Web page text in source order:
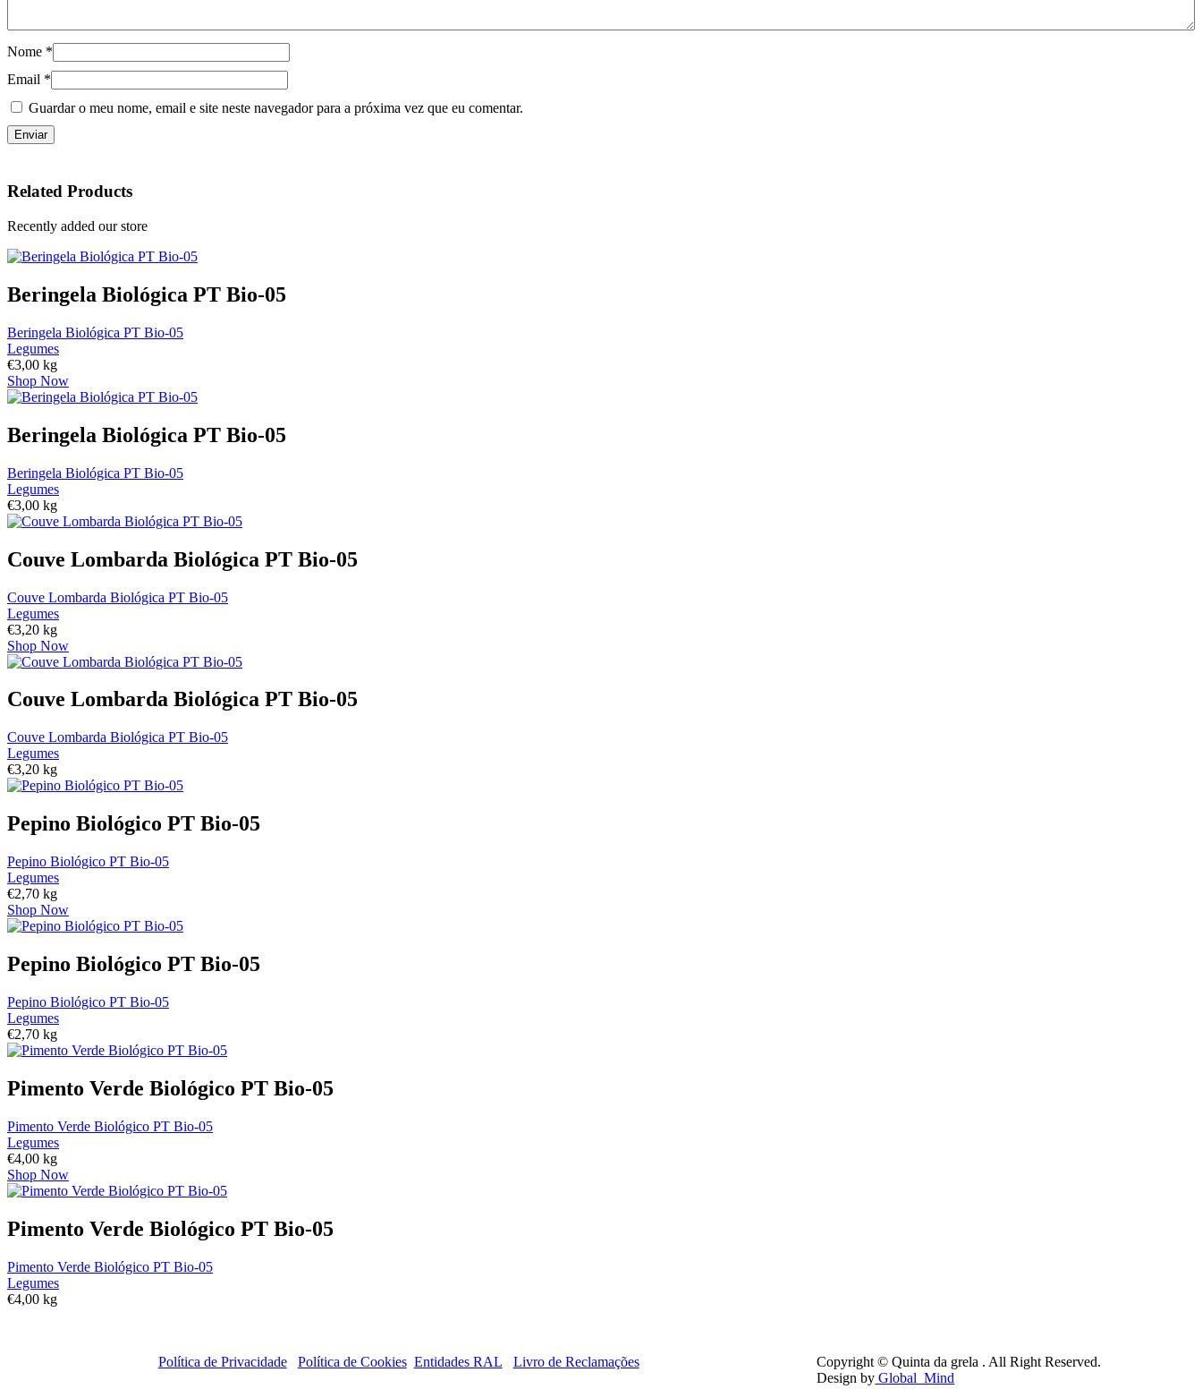
Nome *
Email *
Guardar o meu nome, email e site neste navegador para a próxima vez que eu comentar.
Related Products
Recently added our store
Beringela Biológica PT Bio-05
Beringela Biológica PT Bio-05
Legumes
€3,00 kg
Shop Now
Beringela Biológica PT Bio-05
Beringela Biológica PT Bio-05
Legumes
€3,00 kg
Couve Lombarda Biológica PT Bio-05
Couve Lombarda Biológica PT Bio-05
Legumes
€3,20 kg
Shop Now
Couve Lombarda Biológica PT Bio-05
Couve Lombarda Biológica PT Bio-05
Legumes
€3,20 kg
Pepino Biológico PT Bio-05
Pepino Biológico PT Bio-05
Legumes
€2,70 kg
Shop Now
Pepino Biológico PT Bio-05
Pepino Biológico PT Bio-05
Legumes
€2,70 kg
Pimento Verde Biológico PT Bio-05
Pimento Verde Biológico PT Bio-05
Legumes
€4,00 kg
Shop Now
Pimento Verde Biológico PT Bio-05
Pimento Verde Biológico PT Bio-05
Legumes
€4,00 kg
Política de Privacidade Política de Cookies Entidades RAL Livro de Reclamações
Copyright © Quinta da grela . All Right Reserved.
Design by Global_Mind